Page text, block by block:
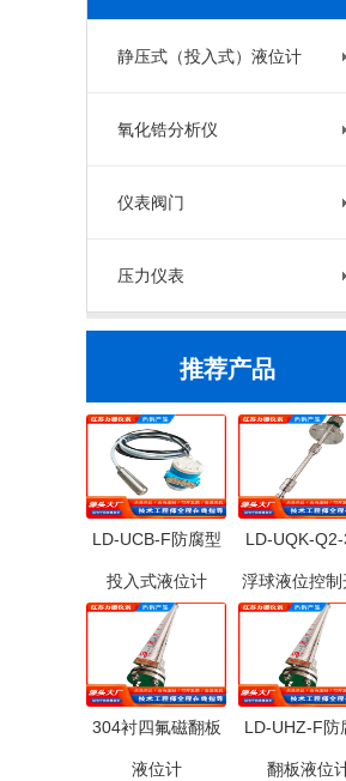
静压式（投入式）液位计
氧化锆分析仪
仪表阀门
压力仪表
推荐产品
LD-UCB-F防腐型
投入式液位计
LD-UQK-
浮球液位控制
304衬四氟磁翻板
液位计
LD-UHZ-F防
翻板液位